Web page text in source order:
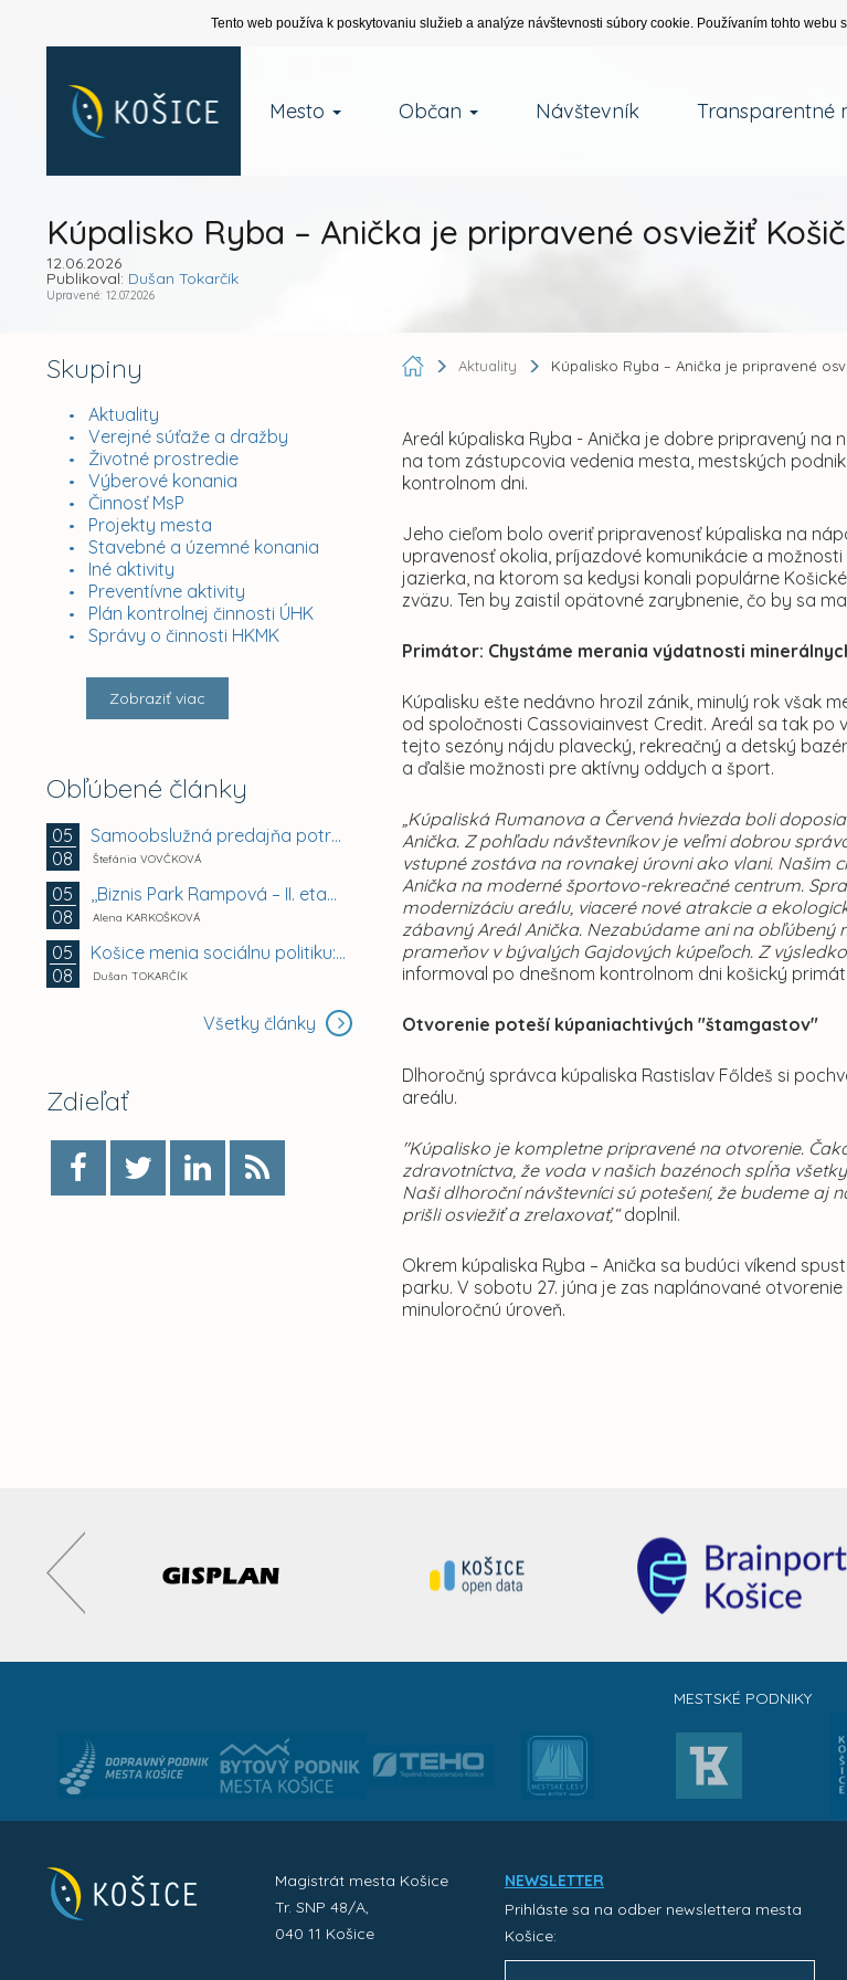
Tento web používa k poskytovaniu služieb a analýze návštevnosti súbory cookie. Používaním tohto webu
Mesto Občan Návštevník Transparentné
Kúpalisko Ryba – Anička je pripravené osviežiť
12.06.2026
Publikoval: Dušan Tokarčík
Upravené: 12.07.2026
Skupiny
Aktuality
Verejné súťaže a dražby
Životné prostredie
Výberové konania
Činnosť MsP
Projekty mesta
Stavebné a územné konania
Iné aktivity
Preventívne aktivity
Plán kontrolnej činnosti ÚHK
Správy o činnosti HKMK
Zobraziť viac
Obľúbené články
05
08
Samoobslužná predajňa potravín a doplnkového tovaru
Štefánia VOVČKOVÁ
05
08
,,Biznis Park Rampová – II. etapa, Rampová ul.,...
Alena KARKOŠKOVÁ
05
08
Košice menia sociálnu politiku: chránia mestské byty...
Dušan TOKARČÍK
Všetky články
Zdieľať
Aktuality Kúpalisko Ryba – Anička je pripravené
Areál kúpaliska Ryba - Anička je dobre pripravený na
na tom zástupcovia vedenia mesta, mestských
kontrolnom dni.
Jeho cieľom bolo overiť pripravenosť kúpaliska na
upravenosť okolia, príjazdové komunikácie a
jazierka, na ktorom sa kedysi konali populárne
zväzu. Ten by zaistil opätovné zarybnenie, čo by sa
Primátor: Chystáme merania výdatnosti
Kúpalisku ešte nedávno hrozil zánik, minulý rok však
od spoločnosti Cassoviainvest Credit. Areál sa tak
tejto sezóny nájdu plavecký, rekreačný a detský
a ďalšie možnosti pre aktívny oddych a šport.
„Kúpaliská Rumanova a Červená hviezda boli
Anička. Z pohľadu návštevníkov je veľmi dobrou
vstupné zostáva na rovnakej úrovni ako vlani. Našim
Anička na moderné športovo-rekreačné centrum.
modernizáciu areálu, viaceré nové atrakcie a
zábavný Areál Anička. Nezabúdame ani na
prameňov v bývalých Gajdových kúpeľoch. Z
informoval po dnešnom kontrolnom dni košický
Otvorenie poteší kúpaniachtivých "štamgastov"
Dlhoročný správca kúpaliska Rastislav Főldeš si
areálu.
"Kúpalisko je kompletne pripravené na otvorenie.
zdravotníctva, že voda v našich bazénoch spĺňa
Naši dlhoroční návštevníci sú potešení, že budeme
prišli osviežiť a zrelaxovať,“doplnil.
Okrem kúpaliska Ryba – Anička sa budúci víkend
parku. V sobotu 27. júna je zas naplánované
minuloročnú úroveň.
MESTSKÉ PODNIKY
Magistrát mesta Košice
Tr. SNP 48/A,
040 11 Košice
NEWSLETTER
Prihláste sa na odber newslettera mesta
Košice: